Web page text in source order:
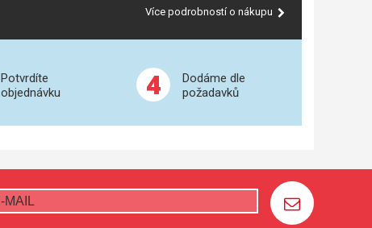
Více podrobností o nákupu
Potvrdíte
objednávku
4
Dodáme dle
požadavků